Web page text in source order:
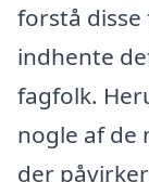
forstå
indhente
fagfolk.
nogle af de
der